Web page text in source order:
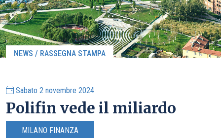
NEWS / RASSEGNA STAMPA
Sabato 2 novembre 2024
Polifin vede il miliardo
MILANO FINANZA